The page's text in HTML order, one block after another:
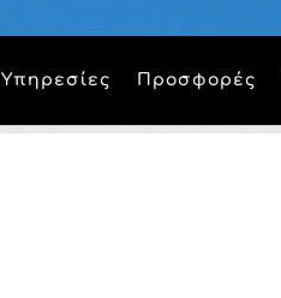
Υπηρεσίες Προσφορές